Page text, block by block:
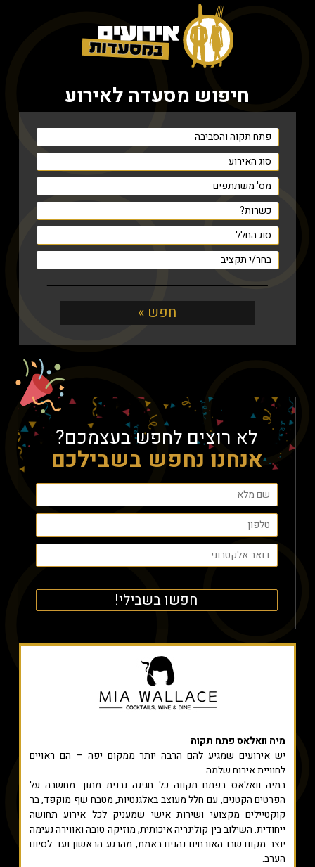
חיפוש מסעדה לאירוע
לא רוצים לחפש בעצמכם?
אנחנו נחפש בשבילכם
מיה וואלאס פתח תקוה
יש אירועים שמגיע להם הרבה יותר ממקום יפה – הם ראויים
לחוויית אירוח שלמה.
במיה וואלאס בפתח תקווה כל חגיגה נבנית מתוך מחשבה על
הפרטים הקטנים, עם חלל מעוצב באלגנטיות, מטבח שף מוקפד, בר
קוקטיילים מקצועי ושירות אישי שמעניק לכל אירוע תחושה
ייחודית. השילוב בין קולינריה איכותית, מוזיקה טובה ואווירה נעימה
יוצר מקום שבו האורחים נהנים באמת, מהרגע הראשון ועד לסיום
הערב.